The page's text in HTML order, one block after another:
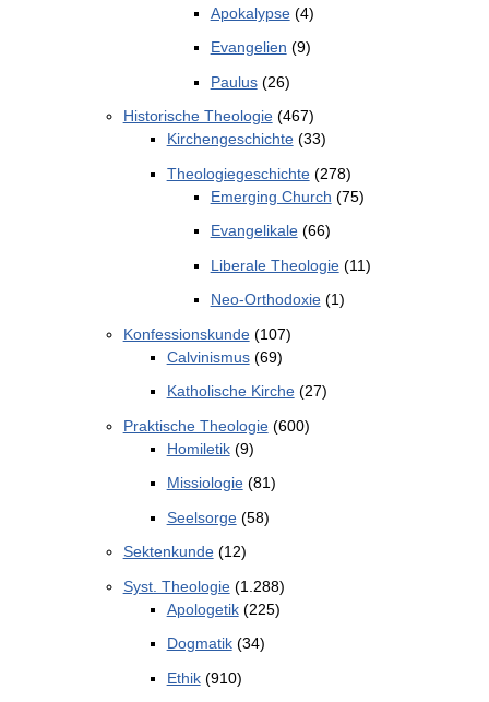
Apokalypse(4)
Evangelien (9)
Paulus(26)
Historische Theologie(467)
Kirchengeschichte(33)
Theologiegeschichte(278)
Emerging Church (75)
Evangelikale(66)
Liberale Theologie(11)
Neo-Orthodoxie(1)
Konfessionskunde(107)
Calvinismus(69)
Katholische Kirche(27)
Praktische Theologie(600)
Homiletik(9)
Missiologie(81)
Seelsorge(58)
Sektenkunde(12)
Syst. Theologie(1.288)
Apologetik(225)
Dogmatik(34)
Ethik(910)